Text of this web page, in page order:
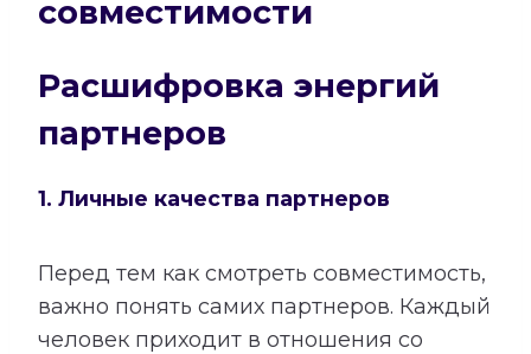
совместимости
Расшифровка энергий
партнеров
1. Личные качества партнеров
Перед тем как смотреть совместимость,
важно понять самих партнеров. Каждый
человек приходит в отношения со